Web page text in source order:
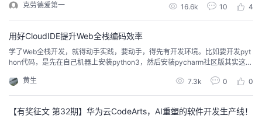
克劳德爱第一 16.6k 10 4
用好CloudIDE提升Web全栈编码效率
学了Web全栈开发，就得动手实践，要动手，得先有开发环境。比如要开发pyt
hon代码，是先在自己机器上安装python3，然后安装pycharm社区版其实这些
啥活都还没干呢？说容易，很容易吗？下载、安装、配置，也还要折腾，有时
碰到什么环境问题、版本适配问题，也伤神本来按老师的课程来的话，是要用n
黄生 7.3k 0 0
【有奖征文 第32期】华为云CodeArts，AI重塑的软件开发生产线！